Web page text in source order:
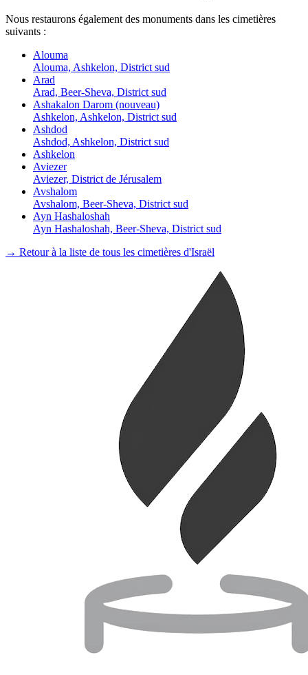
Nous restaurons également des monuments dans les cimetières
suivants :
Alouma
Alouma, Ashkelon, District sud
Arad
Arad, Beer-Sheva, District sud
Ashakalon Darom (nouveau)
Ashkelon, Ashkelon, District sud
Ashdod
Ashdod, Ashkelon, District sud
Ashkelon
Aviezer
Aviezer, District de Jérusalem
Avshalom
Avshalom, Beer-Sheva, District sud
Ayn Hashaloshah
Ayn Hashaloshah, Beer-Sheva, District sud
→ Retour à la liste de tous les cimetières d'Israël